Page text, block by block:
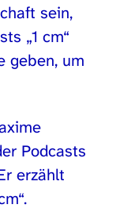
sein,
„1 cm“
geben, um
Podcasts
erzählt